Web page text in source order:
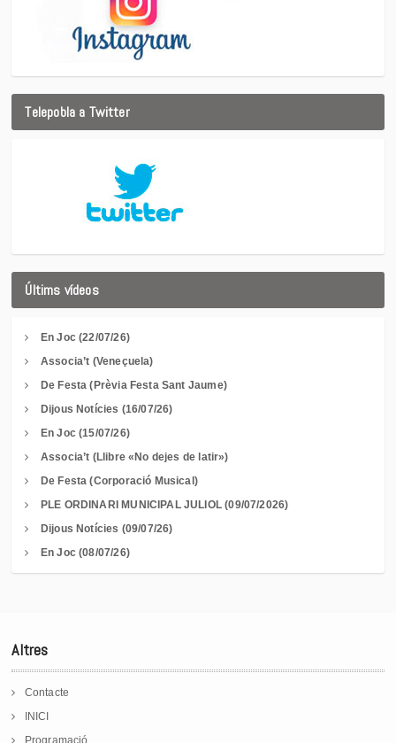
Telepobla a Twitter
Últims vídeos
En Joc (22/07/26)
Associa’t (Veneçuela)
De Festa (Prèvia Festa Sant Jaume)
Dijous Notícies (16/07/26)
En Joc (15/07/26)
Associa’t (Llibre «No dejes de latir»)
De Festa (Corporació Musical)
PLE ORDINARI MUNICIPAL JULIOL (09/07/2026)
Dijous Notícies (09/07/26)
En Joc (08/07/26)
Altres
Contacte
INICI
Programació